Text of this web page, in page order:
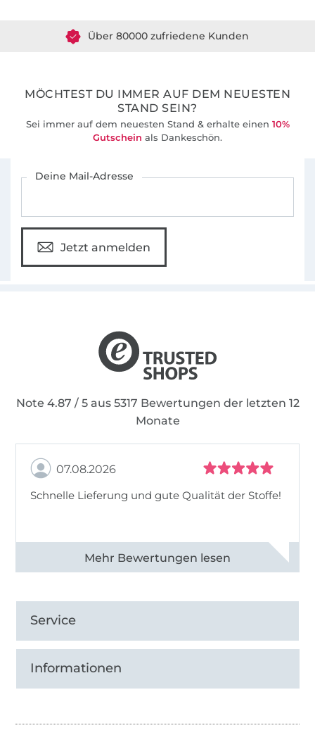
MÖCHTEST DU IMMER AUF DEM NEUESTEN
STAND SEIN?
Sei immer auf dem neuesten Stand & erhalte einen 10%
Gutschein als Dankeschön.
Deine Mail-Adresse
Jetzt anmelden
Note 4.87 / 5 aus 5317 Bewertungen der letzten 12
Monate
07.08.2026
Schnelle Lieferung und gute Qualität der Stoffe!
Alle 82990 Bewertungen ansehen
Service
Informationen